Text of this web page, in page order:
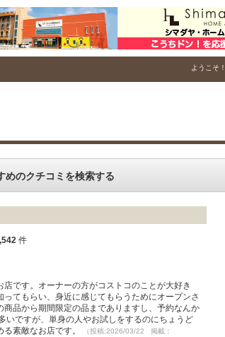
ようこそ！
めのクチコミを検索する
件
です。オーナーの方がコストコのことが大好き
てもらい、身近に感じてもらうためにオープンさ
品から期間限定の品までありますし、予約なんか
いですが、単身の人やお試しをするのにちょうど
素敵なお店です。
（投稿:2026/03/22 掲載：